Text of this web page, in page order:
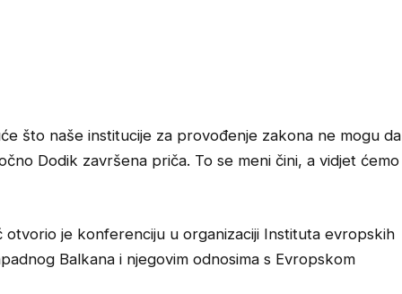
što naše institucije za provođenje zakona ne mogu da
Dodik završena priča. To se meni čini, a vidjet ćemo
otvorio je konferenciju u organizaciji Instituta evropskih
Balkana i njegovim odnosima s Evropskom